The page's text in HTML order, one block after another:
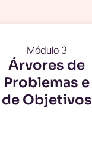
Módulo 3
Árvores de
Problemas e
de Objetivos